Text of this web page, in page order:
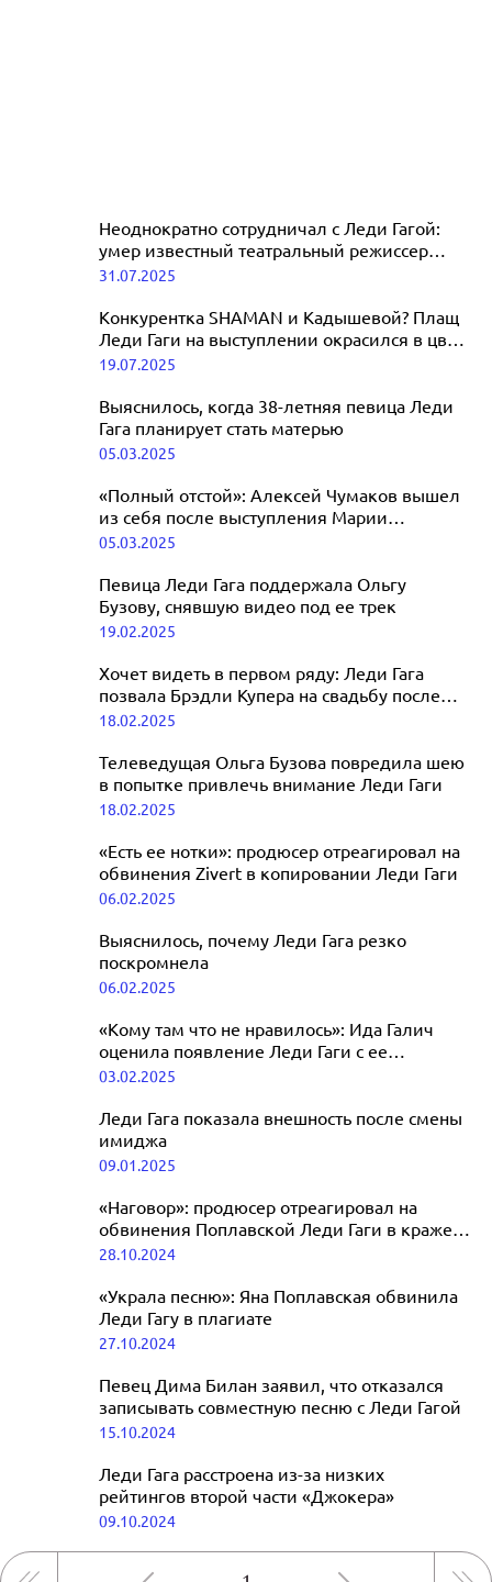
Неоднократно сотрудничал с Леди Гагой:
умер известный театральный режиссер
Роберт Уилсон
31.07.2025
Конкурентка SHAMAN и Кадышевой? Плащ
Леди Гаги на выступлении окрасился в цвет
флага России
19.07.2025
Выяснилось, когда 38-летняя певица Леди
Гага планирует стать матерью
05.03.2025
«Полный отстой»: Алексей Чумаков вышел
из себя после выступления Марии
Зайцевой
05.03.2025
Певица Леди Гага поддержала Ольгу
Бузову, снявшую видео под ее трек
19.02.2025
Хочет видеть в первом ряду: Леди Гага
позвала Брэдли Купера на свадьбу после
скандала с фиктивным романом
18.02.2025
Телеведущая Ольга Бузова повредила шею
в попытке привлечь внимание Леди Гаги
18.02.2025
«Есть ее нотки»: продюсер отреагировал на
обвинения Zivert в копировании Леди Гаги
06.02.2025
Выяснилось, почему Леди Гага резко
поскромнела
06.02.2025
«Кому там что не нравилось»: Ида Галич
оценила появление Леди Гаги с ее
прической
03.02.2025
Леди Гага показала внешность после смены
имиджа
09.01.2025
«Наговор»: продюсер отреагировал на
обвинения Поплавской Леди Гаги в краже
песни
28.10.2024
«Украла песню»: Яна Поплавская обвинила
Леди Гагу в плагиате
27.10.2024
Певец Дима Билан заявил, что отказался
записывать совместную песню с Леди Гагой
15.10.2024
Леди Гага расстроена из-за низких
рейтингов второй части «Джокера»
09.10.2024